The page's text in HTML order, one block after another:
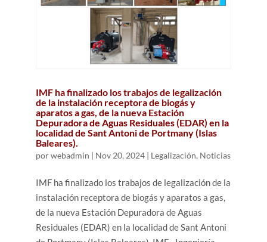
IMF ha finalizado los trabajos de legalización
de la instalación receptora de biogás y
aparatos a gas, de la nueva Estación
Depuradora de Aguas Residuales (EDAR) en la
localidad de Sant Antoni de Portmany (Islas
Baleares).
porwebadmin | Nov 20, 2024| Legalización, Noticias
IMF ha finalizado los trabajos de legalización de la
instalación receptora de biogás y aparatos a gas,
de la nueva Estación Depuradora de Aguas
Residuales (EDAR) en la localidad de Sant Antoni